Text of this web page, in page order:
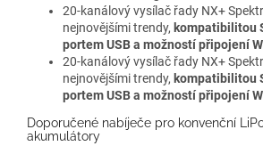
20-kanálový vysílač řady NX+
nejnovějšími trendy, kompatibilitou
portem USB a možností připojení
20-kanálový vysílač řady NX+
nejnovějšími trendy, kompatibilitou
portem USB a možností připojení
Doporučené nabíječe pro konvenční
akumulátory